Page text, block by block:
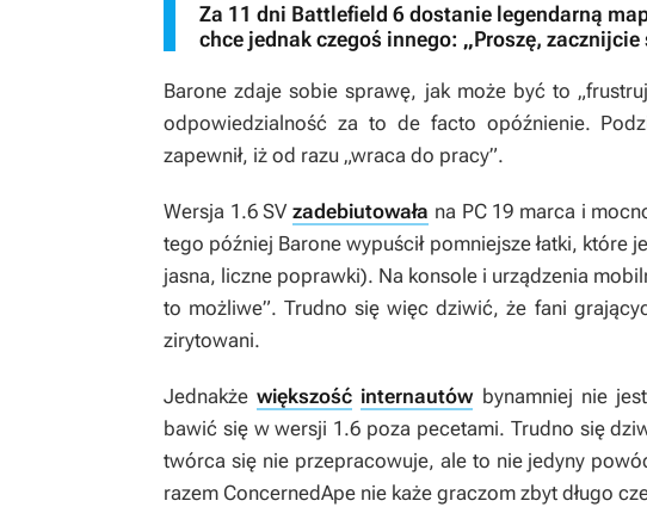
Za 11 dni Battlefield 6 dostanie legendarną
chce jednak czegoś innego: „Proszę, zacznijcie
Barone zdaje sobie sprawę, jak może być to
odpowiedzialność za to de facto opóźnienie.
zapewnił, iż od razu „wraca do pracy”.
Wersja 1.6SV zadebiutowała na PC 19 marca i
tego później Barone wypuścił pomniejsze łatki, które
jasna, liczne poprawki). Na konsole i urządzenia
to możliwe”. Trudno się więc dziwić, że fani
zirytowani.
Jednakżewiększość internautówbynamniej nie jest
bawić się w wersji 1.6 poza pecetami. Trudno się
twórca się nie przepracowuje, ale to nie jedyny
razem ConcernedApe nie każe graczom zbyt długo